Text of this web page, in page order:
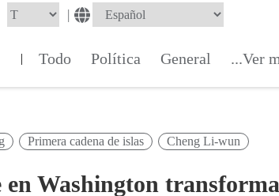
|
| Todo Política General ...Ver
Primera cadena de islas Cheng Li-wun
Washington